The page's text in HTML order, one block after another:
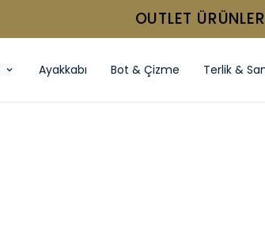
OUTLET
Ayakkabı Bot & Çizme Terlik &